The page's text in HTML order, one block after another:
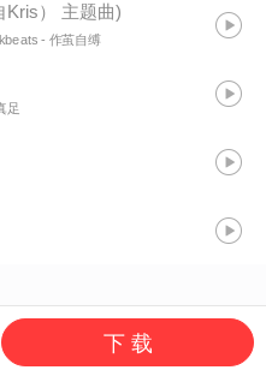
Kris） 主题曲)
- 作茧自缚
足
下 载